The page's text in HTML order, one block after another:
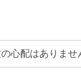
心配はありませ